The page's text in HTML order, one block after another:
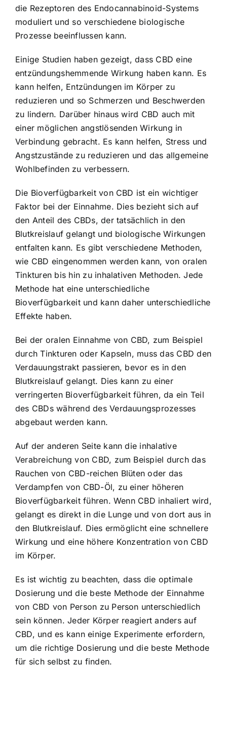
die Rezeptoren des Endocannabinoid-Systems
moduliert und so verschiedene biologische
Prozesse beeinflussen kann.
Einige Studien haben gezeigt, dass CBD eine
entzündungshemmende Wirkung haben kann. Es
kann helfen, Entzündungen im Körper zu
reduzieren und so Schmerzen und Beschwerden
zu lindern. Darüber hinaus wird CBD auch mit
einer möglichen angstlösenden Wirkung in
Verbindung gebracht. Es kann helfen, Stress und
Angstzustände zu reduzieren und das allgemeine
Wohlbefinden zu verbessern.
Die Bioverfügbarkeit von CBD ist ein wichtiger
Faktor bei der Einnahme. Dies bezieht sich auf
den Anteil des CBDs, der tatsächlich in den
Blutkreislauf gelangt und biologische Wirkungen
entfalten kann. Es gibt verschiedene Methoden,
wie CBD eingenommen werden kann, von oralen
Tinkturen bis hin zu inhalativen Methoden. Jede
Methode hat eine unterschiedliche
Bioverfügbarkeit und kann daher unterschiedliche
Effekte haben.
Bei der oralen Einnahme von CBD, zum Beispiel
durch Tinkturen oder Kapseln, muss das CBD den
Verdauungstrakt passieren, bevor es in den
Blutkreislauf gelangt. Dies kann zu einer
verringerten Bioverfügbarkeit führen, da ein Teil
des CBDs während des Verdauungsprozesses
abgebaut werden kann.
Auf der anderen Seite kann die inhalative
Verabreichung von CBD, zum Beispiel durch das
Rauchen von CBD-reichen Blüten oder das
Verdampfen von CBD-Öl, zu einer höheren
Bioverfügbarkeit führen. Wenn CBD inhaliert wird,
gelangt es direkt in die Lunge und von dort aus in
den Blutkreislauf. Dies ermöglicht eine schnellere
Wirkung und eine höhere Konzentration von CBD
im Körper.
Es ist wichtig zu beachten, dass die optimale
Dosierung und die beste Methode der Einnahme
von CBD von Person zu Person unterschiedlich
sein können. Jeder Körper reagiert anders auf
CBD, und es kann einige Experimente erfordern,
um die richtige Dosierung und die beste Methode
für sich selbst zu finden.